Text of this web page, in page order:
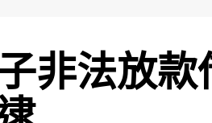
非法放